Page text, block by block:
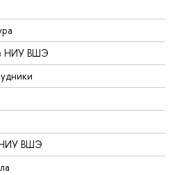
НИУ ВШЭ
НИУ ВШЭ